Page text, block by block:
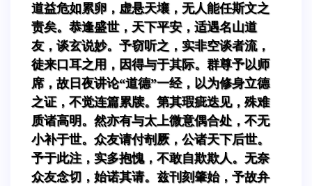
道益危如累卵，虚悬天壤，无人能任斯文之
责矣。恭逢盛世，天下平安，适遇名山道
友，谈玄说妙。予窃听之，实非空谈者流，
徒来口耳之用，因得与于其际。群尊予以师
席，故日夜讲论“道德”一经，以为修身立德
之证，不觉连篇累牍。第其瑕疵迭见，殊难
质诸高明。然亦有与太上微意偶合处，不无
小补于世。众友请付剞厥，公诸天下后世。
予于此注，实多抱愧，不敢自欺欺人。无奈
众友念切，始诺其请。兹刊刻肇始，予故弁